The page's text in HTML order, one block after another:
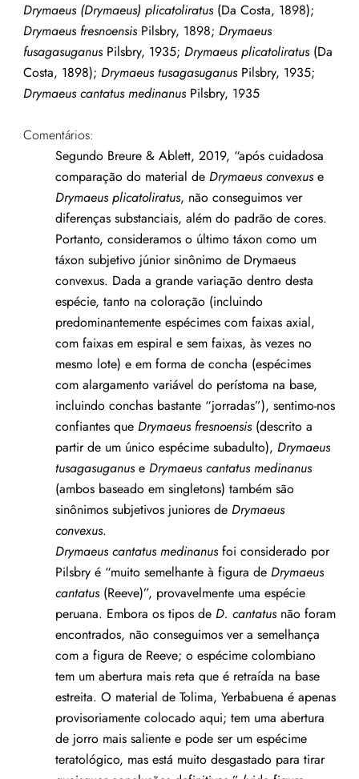
Drymaeus (Drymaeus) plicatoliratus(Da Costa, 1898);
Drymaeus fresnoensisPilsbry, 1898; Drymaeus
fusagasuganusPilsbry, 1935; Drymaeus plicatoliratus(Da
Costa, 1898); Drymaeus tusagasuganusPilsbry, 1935;
Drymaeus cantatus medinanus Pilsbry, 1935
Comentários:
Segundo Breure & Ablett, 2019, “após cuidadosa
comparação do material de Drymaeus convexuse
Drymaeus plicatoliratus, não conseguimos ver
diferenças substanciais, além do padrão de cores.
Portanto, consideramos o último táxon como um
táxon subjetivo júnior sinônimo de Drymaeus
convexus. Dada a grande variação dentro desta
espécie, tanto na coloração (incluindo
predominantemente espécimes com faixas axial,
com faixas em espiral e sem faixas, às vezes no
mesmo lote) e em forma de concha (espécimes
com alargamento variável do perístoma na base,
incluindo conchas bastante “jorradas”), sentimo-nos
confiantes que Drymaeus fresnoensis(descrito a
partir de um único espécime subadulto), Drymaeus
tusagasuganuse Drymaeus cantatus medinanus
(ambos baseado em singletons) também são
sinônimos subjetivos juniores de Drymaeus
convexus.
Drymaeus cantatus medinanusfoi considerado por
Pilsbry é “muito semelhante à figura deDrymaeus
cantatus(Reeve)”, provavelmente uma espécie
peruana. Embora os tipos de D. cantatusnão foram
encontrados, não conseguimos ver a semelhança
com a figura de Reeve; o espécime colombiano
tem um abertura mais reta que é retraída na base
estreita. O material de Tolima, Yerbabuena é apenas
provisoriamente colocado aqui; tem uma abertura
de jorro mais saliente e pode ser um espécime
teratológico, mas está muito desgastado para tirar